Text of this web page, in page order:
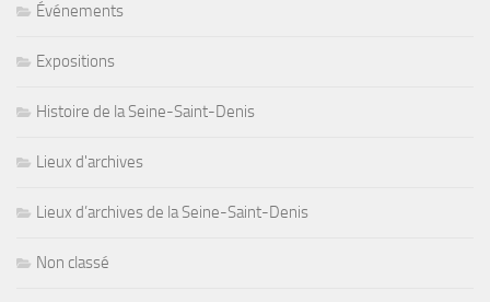
Événements
Expositions
Histoire de la Seine-Saint-Denis
Lieux d'archives
Lieux d’archives de la Seine-Saint-Denis
Non classé